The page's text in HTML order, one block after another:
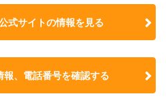
式サイトの情報を見る
、電話番号を確認する